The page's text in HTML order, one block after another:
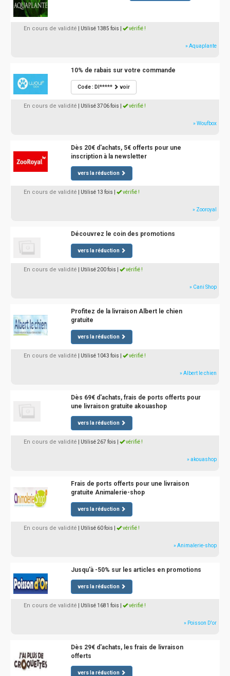
En cours de validité | Utilisé 1385 fois vérifié !
» Aquaplante
10% de rabais sur votre commande
Code : DI***** voir
En cours de validité | Utilisé 3706 fois vérifié !
» Woufbox
Dès 20€ d'achats, 5€ offerts pour une
inscription à la newsletter
vers la réduction
En cours de validité | Utilisé 13 fois vérifié !
» Zooroyal
Découvrez le coin des promotions
vers la réduction
En cours de validité | Utilisé 200 fois vérifié !
» Cani Shop
Profitez de la livraison Albert le chien
gratuite
vers la réduction
En cours de validité | Utilisé 1043 fois vérifié !
» Albert le chien
Dès 69€ d'achats, frais de ports offerts pour
une livraison gratuite akouashop
vers la réduction
En cours de validité | Utilisé 267 fois vérifié !
» akouashop
Frais de ports offerts pour une livraison
gratuite Animalerie-shop
vers la réduction
En cours de validité | Utilisé 60 fois vérifié !
» Animalerie-shop
Jusqu'à -50% sur les articles en promotions
vers la réduction
En cours de validité | Utilisé 1681 fois vérifié !
» Poisson D'or
Dès 29€ d'achats, les frais de livraison
offerts
vers la réduction